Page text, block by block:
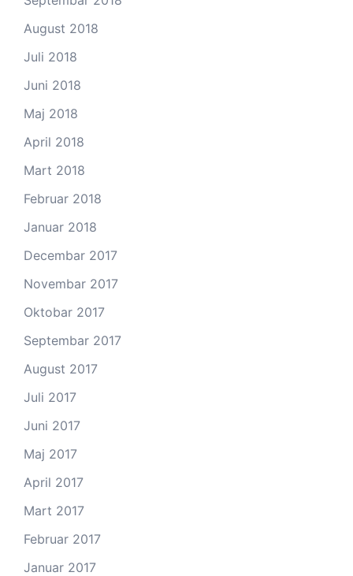
August 2018
Juli 2018
Juni 2018
Maj 2018
April 2018
Mart 2018
Februar 2018
Januar 2018
Decembar 2017
Novembar 2017
Oktobar 2017
Septembar 2017
August 2017
Juli 2017
Juni 2017
Maj 2017
April 2017
Mart 2017
Februar 2017
Januar 2017